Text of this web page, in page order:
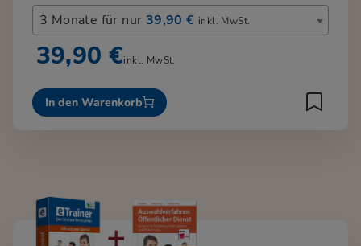
3 Monate für nur 39,90 € inkl. MwSt.
39,90 €inkl. MwSt.
In den Warenkorb